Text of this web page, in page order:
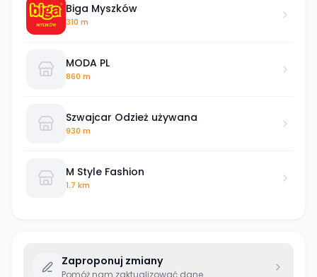
Biga Myszków
310 m
MODA PL
860 m
Szwajcar Odzież używana
930 m
M Style Fashion
1.7 km
Zaproponuj zmiany
Pomóż nam zaktualizować dane